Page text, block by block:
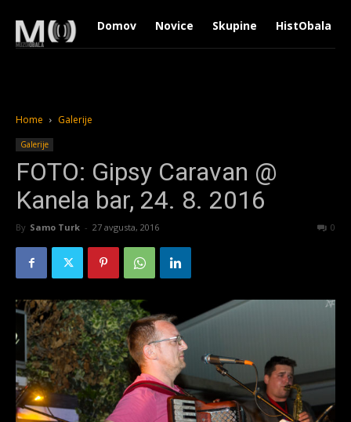
Domov Novice Skupine HistObala
Home Galerije
Galerije
FOTO: Gipsy Caravan @
Kanela bar, 24. 8. 2016
By Samo Turk - 27 avgusta, 2016 0